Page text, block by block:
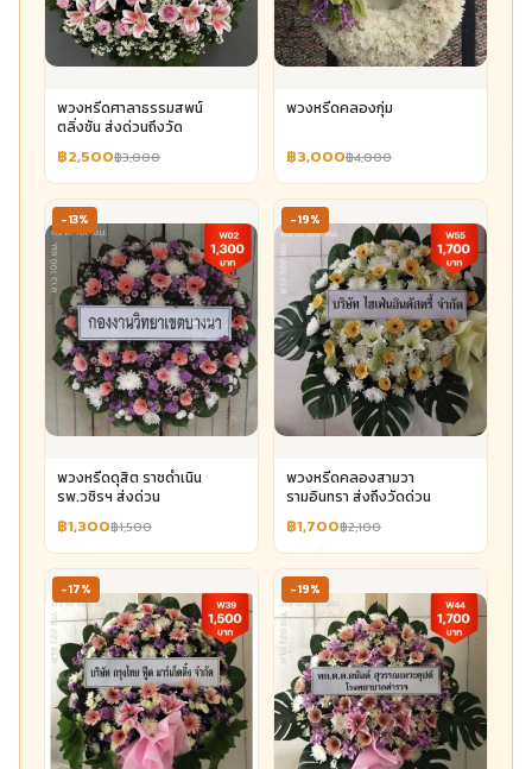
พวงหรีดศาลาธรรมสพน์
ตลิ่งชัน ส่งด่วนถึงวัด
฿2,500฿3,000
พวงหรีดคลองกุ่ม
฿3,000฿4,000
-13%
พวงหรีดดุสิต ราชดำเนิน
รพ.วชิรฯ ส่งด่วน
฿1,300฿1,500
-19%
พวงหรีดคลองสามวา
รามอินทรา ส่งถึงวัดด่วน
฿1,700฿2,100
-17% -19%